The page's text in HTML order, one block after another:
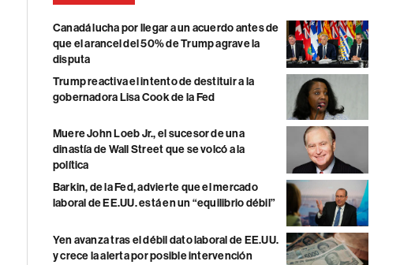
Canadá lucha por llegar a un acuerdo antes de
que el arancel del 50% de Trump agrave la
disputa
Trump reactiva el intento de destituir a la
gobernadora Lisa Cook de la Fed
Muere John Loeb Jr., el sucesor de una
dinastía de Wall Street que se volcó a la
política
Barkin, de la Fed, advierte que el mercado
laboral de EE.UU. está en un “equilibrio débil”
Yen avanza tras el débil dato laboral de EE.UU.
y crece la alerta por posible intervención